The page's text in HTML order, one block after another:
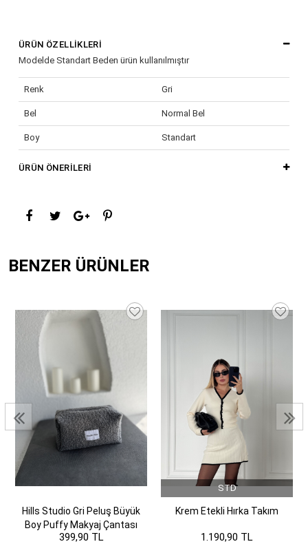
ÜRÜN ÖZELLIKLERI
Modelde Standart Beden ürün kullanılmıştır
Renk Gri
Bel Normal Bel
Boy Standart
Cinsiyet
Kalıp
Yaş Grubu
ÜRÜN ÖNERILERI
BENZER ÜRÜNLER
Hills Studio Gri Peluş Büyük
Boy Puffy Makyaj Çantası
399,90 TL
STD
Krem Etekli Hırka Takım
1.190,90 TL